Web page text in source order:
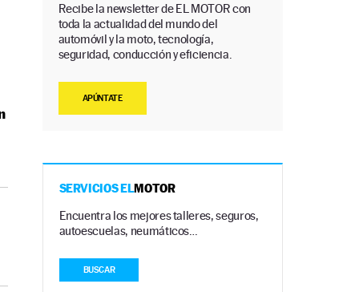
Recibe la newsletter de EL MOTOR con
toda la actualidad del mundo del
automóvil y la moto, tecnología,
seguridad, conducción y eficiencia.
APÚNTATE
SERVICIOS ELMOTOR
Encuentra los mejores talleres, seguros,
autoescuelas, neumáticos…
BUSCAR